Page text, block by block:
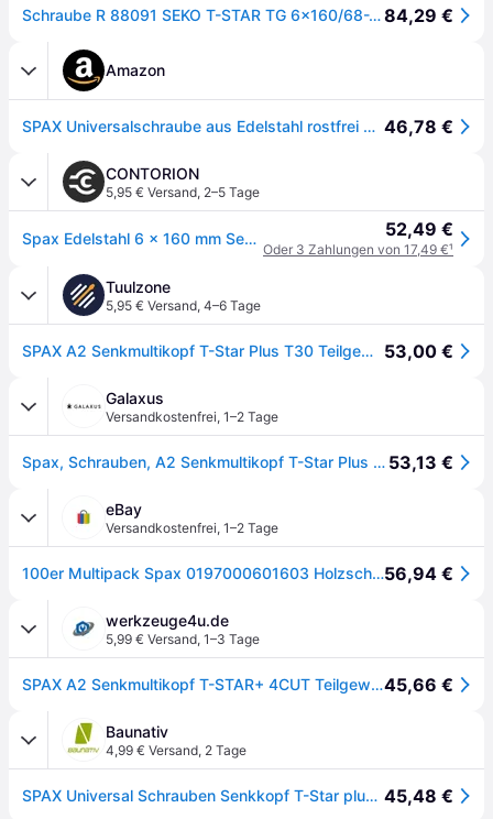
Schraube R 88091 SEKO T-STAR TG 6x160/68-T30 A 2 100 Stück SPAX84,29 €
Amazon
SPAX Universalschraube aus Edelstahl rostfrei A2, 6,0 x 160 mm, 100 Stück, T-STAR plus, Senkkopf, Teilgewinde, 4CUT, 0197000601603 46,78 €
CONTORION
5,95 € Versand, 2–5 Tage
Spax Edelstahl 6 x 160 mm Senkkopf T-STAR plus Teilgewinde 4CUT Edelstahl rostfreiei A2 52,49 €
Oder 3 Zahlungen von 17,49 €¹
Tuulzone
5,95 € Versand, 4–6 Tage
SPAX A2 Senkmultikopf T-Star Plus T30 Teilgewinde 4Cut, 100 Stück - 0197000601603 53,00 €
Galaxus
Versandkostenfrei, 1–2 Tage
Spax, Schrauben, A2 Senkmultikopf T-Star Plus T30 Teilgewinde 4cut (100Schrauben pro Stück) 53,13 €
eBay
Versandkostenfrei, 1–2 Tage
100er Multipack Spax 0197000601603 Holzschraube 6 Mm 160 Mm T-star Plus56,94 €
werkzeuge4u.de
5,99 € Versand, 1–3 Tage
SPAX A2 Senkmultikopf T-STAR+ 4CUT Teilgewinde 100St 6x160mm45,66 €
Baunativ
4,99 € Versand, 2 Tage
SPAX Universal Schrauben Senkkopf T-Star plus Edelstahl rostfrei A2... 45,48 €